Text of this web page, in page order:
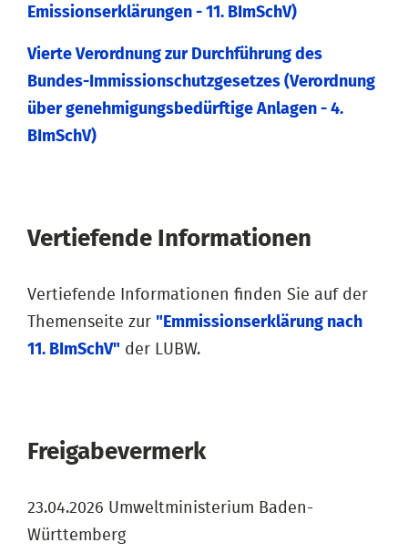
Emissionserklärungen - 11. BImSchV)
Vierte Verordnung zur Durchführung des
Bundes-Immissionschutzgesetzes (Verordnung
über genehmigungsbedürftige Anlagen - 4.
BImSchV)
Vertiefende Informationen
Vertiefende Informationen finden Sie auf der
Themenseite zur "Emmissionserklärung nach
11. BImSchV" der LUBW.
Freigabevermerk
23.04.2026 Umweltministerium Baden-
Württemberg